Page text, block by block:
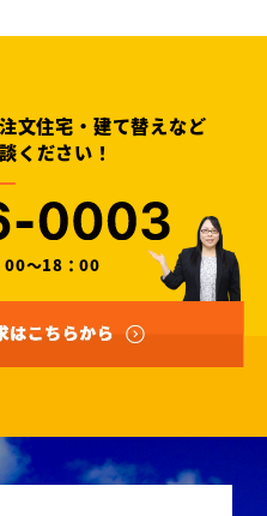
文住宅・建て替えなど
ください！
00～18：00